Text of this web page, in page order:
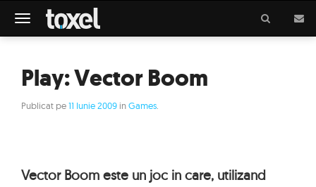
Meniu
Play: Vector Boom
Publicat pe11 Iunie 2009 inGames
Vector Boom este un joc in care, utilizand